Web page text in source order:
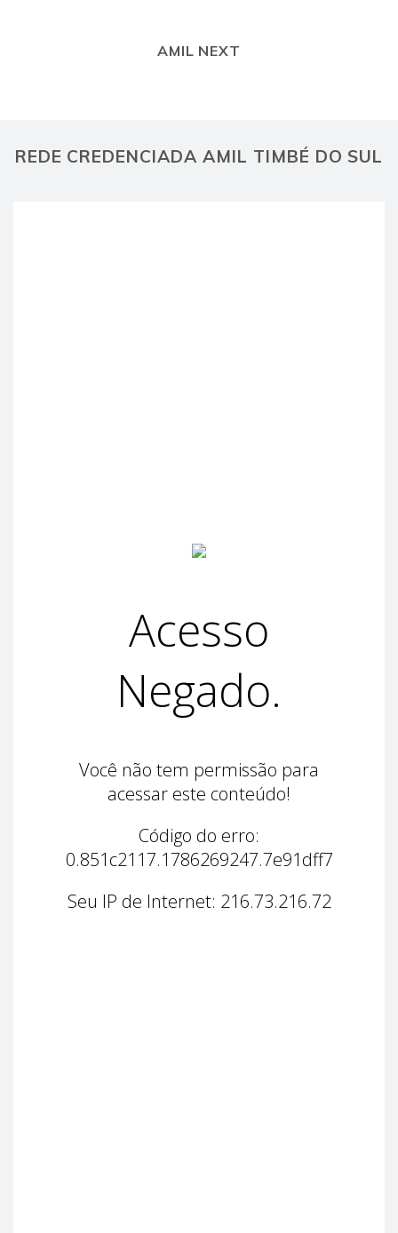
AMIL NEXT
REDE CREDENCIADA AMIL TIMBÉ DO SUL